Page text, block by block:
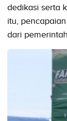
dedikasi serta
itu,
dari